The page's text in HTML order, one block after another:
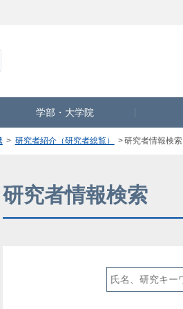
学部・大学院
研究者紹介（研究者総覧） 研究者情報検索
研究者情報検索